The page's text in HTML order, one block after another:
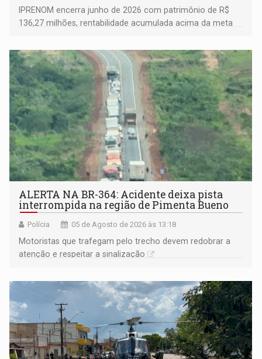
IPRENOM encerra junho de 2026 com patrimônio de R$
136,27 milhões, rentabilidade acumulada acima da meta
ALERTA NA BR-364: Acidente deixa pista
interrompida na região de Pimenta Bueno
Polícia 05 de Agosto de 2026 às 13:18
​Motoristas que trafegam pelo trecho devem redobrar a
atenção e respeitar a sinalização